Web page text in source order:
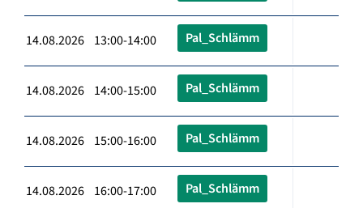
14.08.2026 13:00-14:00 Pal_Schlämm
14.08.2026 14:00-15:00 Pal_Schlämm
14.08.2026 15:00-16:00 Pal_Schlämm
14.08.2026 16:00-17:00 Pal_Schlämm